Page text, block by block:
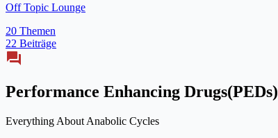
Off Topic Lounge
20 Themen
22 Beiträge
forum
Performance Enhancing Drugs(PEDs)
Everything About Anabolic Cycles